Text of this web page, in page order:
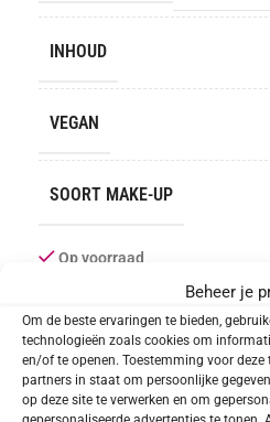
Beheer je
Om de beste ervaringen te bieden,
technologieën zoals cookies om
en/of te openen. Toestemming voor
partners in staat om persoonlijke
op deze site te verwerken en om
INHOUD
VEGAN
SOORT MAKE-UP
Op voorraad
TOEVOEGEN AAN
Toevoegen aan verlanglijst